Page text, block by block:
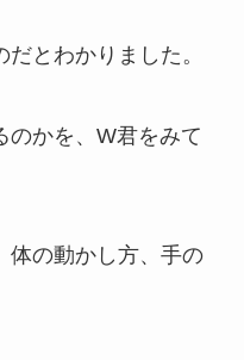
とわかりました。
のかを、W君をみて
体の動かし方、手の